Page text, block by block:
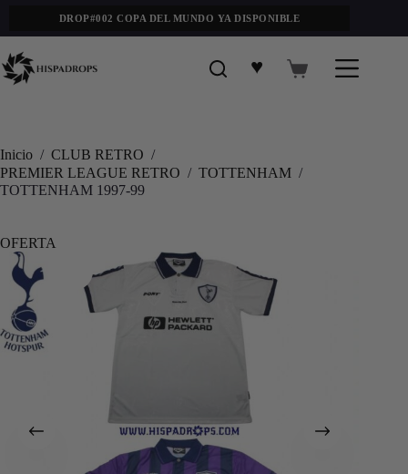
DROP#002 COPA DEL MUNDO YA DISPONIBLE
♥
Inicio / CLUB RETRO /
PREMIER LEAGUE RETRO / TOTTENHAM /
TOTTENHAM 1997-99
OFERTA